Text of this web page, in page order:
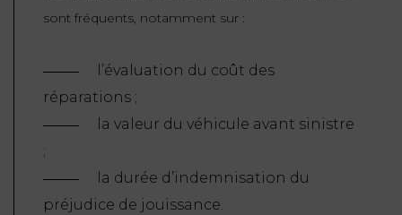
sont fréquents, notamment sur :
l’évaluation du coût des
réparations ;
la valeur du véhicule avant sinistre
;
la durée d’indemnisation du
préjudice de jouissance.